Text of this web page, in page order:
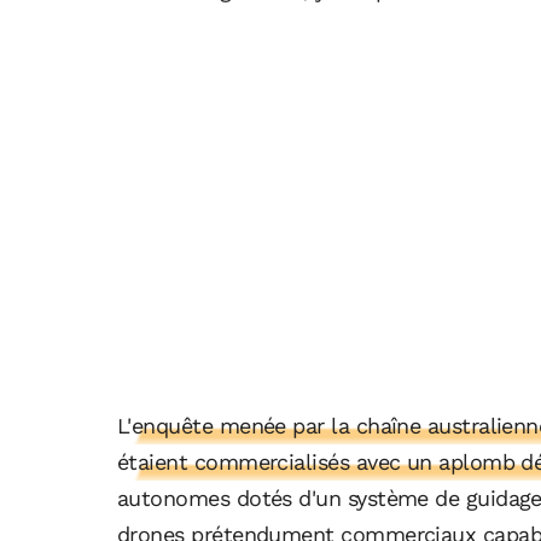
L'enquête menée par la chaîne
étaient commercialisés avec un aplomb
autonomes dotés d'un système de
drones prétendument commerciaux